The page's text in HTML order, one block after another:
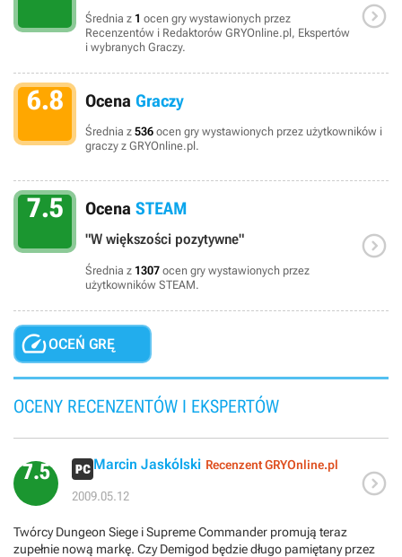
Średnia z 1 ocen gry wystawionych przez
Recenzentów i Redaktorów GRYOnline.pl, Ekspertów
i wybranych Graczy.

6.8 Ocena Graczy
Średnia z 536 ocen gry wystawionych przez użytkowników i
graczy z GRYOnline.pl.
7.5 Ocena STEAM
"W większości pozytywne"
Średnia z 1307 ocen gry wystawionych przez
użytkowników STEAM.

OCEŃ GRĘ
OCENY RECENZENTÓW I EKSPERTÓW
7.5 Marcin Jaskólski Recenzent GRYOnline.pl
2009.05.12 
Twórcy Dungeon Siege i Supreme Commander promują teraz
zupełnie nową markę. Czy Demigod będzie długo pamiętany przez